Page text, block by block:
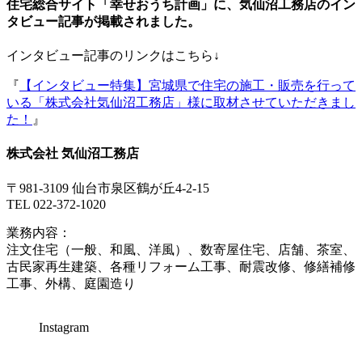
住宅総合サイト「幸せおうち計画」に、気仙沼工務店のイン
タビュー記事が掲載されました。
インタビュー記事のリンクはこちら↓
『 【インタビュー特集】宮城県で住宅の施工・販売を行って
いる「株式会社気仙沼工務店」様に取材させていただきまし
た！
』
株式会社 気仙沼工務店
〒981-3109 仙台市泉区鶴が丘4-2-15
TEL 022-372-1020
業務内容：
注文住宅（一般、和風、洋風）、数寄屋住宅、店舗、茶室、
古民家再生建築、各種リフォーム工事、耐震改修、修繕補修
工事、外構、庭園造り
Instagram